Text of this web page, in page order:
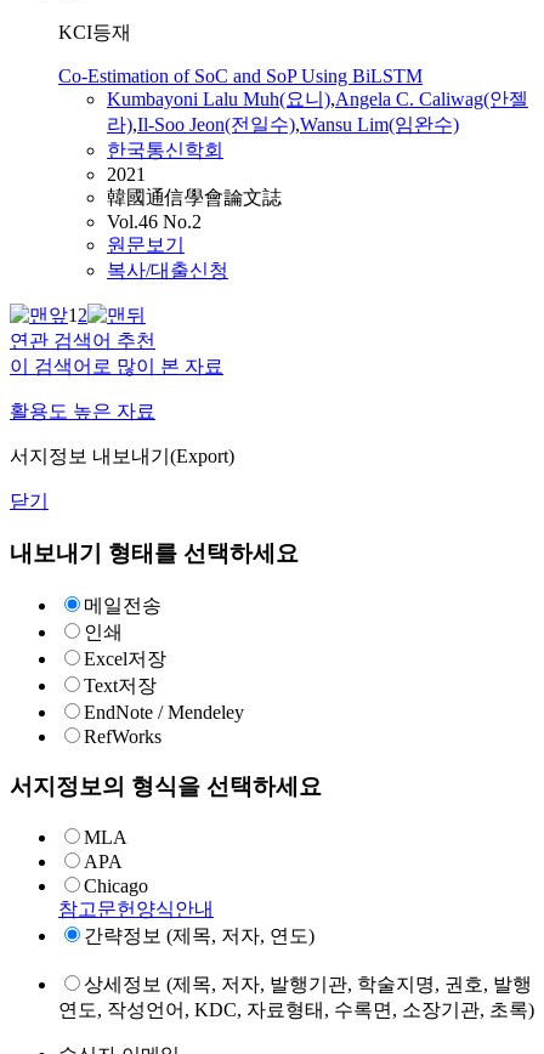
KCI등재
Co-Estimation of SoC and SoP Using BiLSTM
Kumbayoni Lalu Muh(요니),Angela C. Caliwag(안젤
라),Il-Soo Jeon(전일수),Wansu Lim(임완수)
한국통신학회
2021
韓國通信學會論文誌
Vol.46 No.2
원문보기
복사/대출신청
12
연관 검색어 추천
이 검색어로 많이 본 자료
활용도 높은 자료
서지정보 내보내기(Export)
닫기
내보내기 형태를 선택하세요
메일전송
인쇄
Excel저장
Text저장
EndNote / Mendeley
RefWorks
서지정보의 형식을 선택하세요
MLA
APA
Chicago
참고문헌양식안내
간략정보 (제목, 저자, 연도)
상세정보 (제목, 저자, 발행기관, 학술지명, 권호, 발행
연도, 작성언어, KDC, 자료형태, 수록면, 소장기관, 초록)